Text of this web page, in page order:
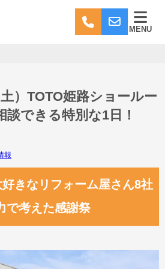
MENU
）TOTO姫路ショールー
談できる特別な1日！
報
きなリフォーム屋さん8社
で考えた感謝祭